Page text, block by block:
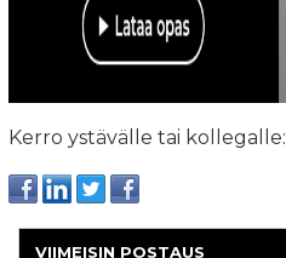
Kerro ystävälle tai kollegalle:
VIIMEISIN POSTAUS